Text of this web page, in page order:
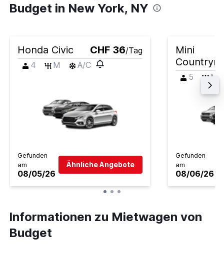
Budget in New York, NY
Honda Civic CHF 36/Tag
4
M A/C
Gefunden
am
08/05/26
Ähnliche Angebote
Mini
5 M
Gefunden
am
08/06/26
Informationen zu Mietwagen von
Budget